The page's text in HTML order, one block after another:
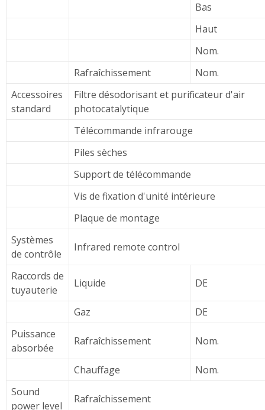
Bas
Haut
Nom.
Rafraîchissement
Nom.
Accessoires
standard
Filtre désodorisant et purificateur d'air
photocatalytique
Télécommande infrarouge
Piles sèches
Support de télécommande
Vis de fixation d'unité intérieure
Plaque de montage
Systèmes
de contrôle
Infrared remote control
Raccords de
tuyauterie
Liquide DE
Gaz
DE
Puissance
absorbée
Rafraîchissement Nom.
Chauffage
Nom.
Sound
power level
Rafraîchissement